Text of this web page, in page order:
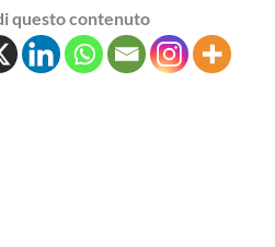
questo contenuto